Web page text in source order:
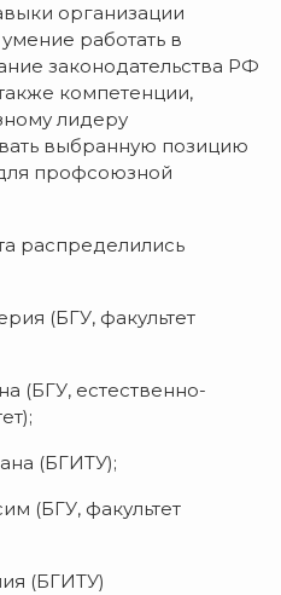
организации
работать в
законодательства РФ
компетенции,
лидеру
выбранную позицию
профсоюзной
распределились
(БГУ, факультет
(БГУ, естественно-
(БГИТУ);
(БГУ, факультет
(БГИТУ)